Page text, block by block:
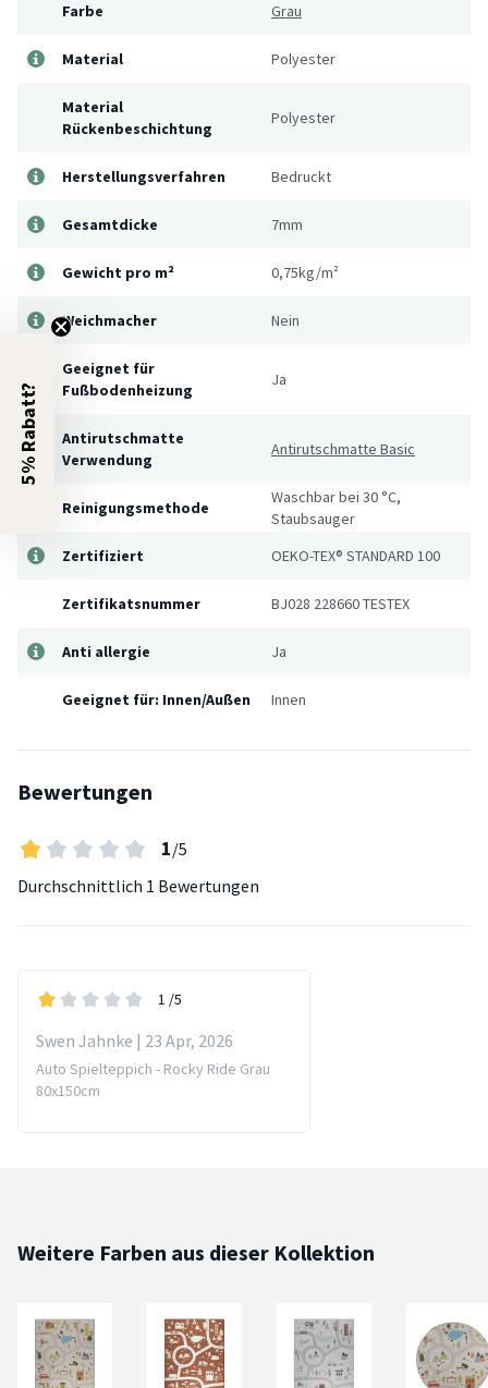
Farbe Grau
Material Polyester
Material
Rückenbeschichtung
Polyester
Herstellungsverfahren Bedruckt
Gesamtdicke 7mm
Gewicht pro m² 0,75kg/m²
Weichmacher Nein
Geeignet für
Fußbodenheizung
Ja
Antirutschmatte
Verwendung
Antirutschmatte Basic
Reinigungsmethode
Waschbar bei 30 °C,
Staubsauger
Zertifiziert
OEKO-TEX® STANDARD 100
Zertifikatsnummer BJ028 228660 TESTEX
Anti allergie Ja
Geeignet für: Innen/Außen Innen
Bewertungen
1/5
Durchschnittlich 1 Bewertungen
1 /5
Swen Jahnke | 23 Apr, 2026
Auto Spielteppich - Rocky Ride Grau
80x150cm
Weitere Farben aus dieser Kollektion
5% Rabatt?